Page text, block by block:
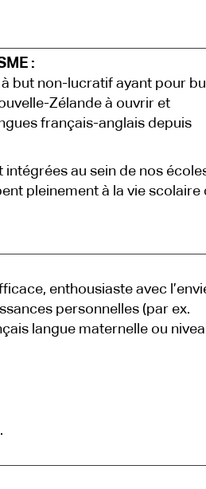
:
but non-lucratif ayant pour
Zélande à ouvrir et
français-anglais depuis
intégrées au sein de nos
pleinement à la vie scolaire
enthousiaste avec
personnelles (par ex.
langue maternelle ou